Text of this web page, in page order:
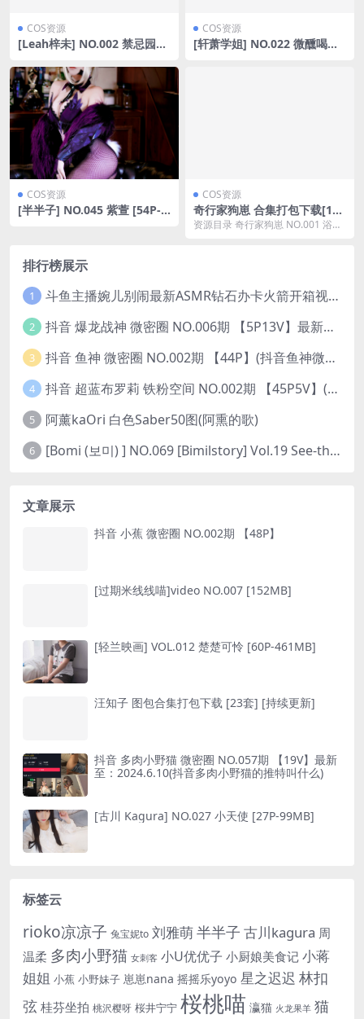
COS资源
[Leah梓未] NO.002 禁忌园丁
COS资源
[轩萧学姐] NO.022 微醺喝醉
COS资源
[半半子] NO.045 紫萱 [54P-8
COS资源
奇行家狗崽 合集打包下载[11
套] [持续更新]
资源目录 奇行家狗崽 NO.001 浴场
排行榜展示
1 斗鱼主播婉儿别闹最新ASMR钻石办卡火箭开箱视频+音频合集-47个资源打包下载 [39V-10.1GB]
2 抖音 爆龙战神 微密圈 NO.006期 【5P13V】最新至：2023.6.7(暴龙神和战龙皇)
3 抖音 鱼神 微密圈 NO.002期 【44P】(抖音鱼神微密猫)
4 抖音 超蓝布罗莉 铁粉空间 NO.002期 【45P5V】(抖音超蓝布罗利是真的吗)
5 阿薰kaOri 白色Saber50图(阿熏的歌)
6 [Bomi (보미) ] NO.069 [Bimilstory] Vol.19 See-through lingerie
文章展示
抖音 小蕉 微密圈 NO.002期 【48P】
[过期米线线喵]video NO.007 [152MB]
[轻兰映画] VOL.012 楚楚可怜 [60P-461MB]
汪知子 图包合集打包下载 [23套] [持续更新]
抖音 多肉小野猫 微密圈 NO.057期 【19V】最新
至：2024.6.10(抖音多肉小野猫的推特叫什么)
[古川 Kagura] NO.027 小天使 [27P-99MB]
标签云
rioko凉凉子 兔宝妮to 刘雅萌半半子 古川kagura 周
温柔 多肉小野猫 女刺客 小U优优子 小厨娘美食记 小蒋
姐姐 小蕉 小野妹子 崽崽nana 摇摇乐yoyo 星之迟迟 林扣
弦 桂芬坐拍 桃沢樱呀 桜井宁宁 桜桃喵 瀛猫 火龙果羊 猫